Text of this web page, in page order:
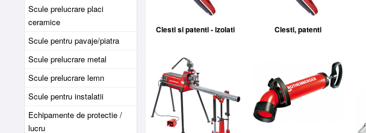
Scule prelucrare placi
ceramice
Scule pentru pavaje/piatra
Scule prelucrare metal
Scule prelucrare lemn
Scule pentru instalatii
Echipamente de protectie /
lucru
Clesti si patenti - izolati Clesti, patenti